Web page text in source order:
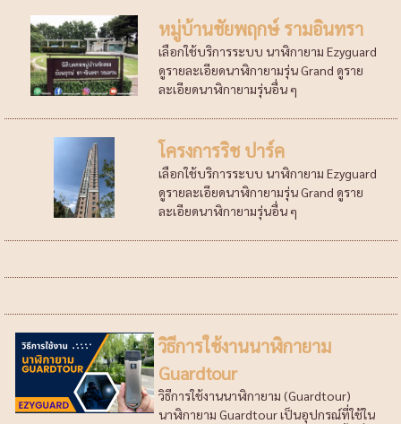
หมู่บ้านชัยพฤกษ์ รามอินทรา
เลือกใช้บริการระบบ นาฬิกายาม Ezyguard
ดูรายละเอียดนาฬิกายามรุ่น Grand ดูราย
ละเอียดนาฬิกายามรุ่นอื่น ๆ
โครงการริช ปาร์ค
เลือกใช้บริการระบบ นาฬิกายาม Ezyguard
ดูรายละเอียดนาฬิกายามรุ่น Grand ดูราย
ละเอียดนาฬิกายามรุ่นอื่น ๆ
วิธีการใช้งานนาฬิกายาม
Guardtour
วิธีการใช้งานนาฬิกายาม (Guardtour)
นาฬิกายาม Guardtour เป็นอุปกรณ์ที่ใช้ใน